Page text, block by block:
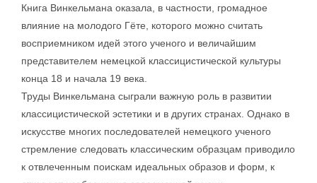
Книга Винкельмана оказала, в частности, громадное
влияние на молодого Гёте, которого можно считать
восприемником идей этого ученого и величайшим
представителем немецкой классицистической культуры
конца 18 и начала 19 века.
Труды Винкельмана сыграли важную роль в развитии
классицистической эстетики и в других странах. Однако в
искусстве многих последователей немецкого ученого
стремление следовать классическим образцам приводило
к отвлеченным поискам идеальных образов и форм, к